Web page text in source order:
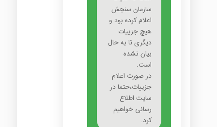
سازمان سنجش
اعلام کرده بود و
هیچ جزییات
دیگری تا به حال
بیان نشده
است.
در صورت اعلام
جزییات،حتما در
سایت اطلاع
رسانی خواهیم
کرد.